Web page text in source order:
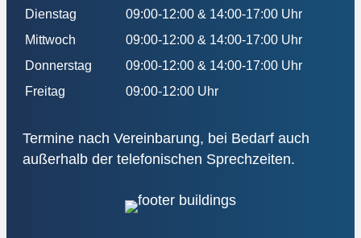
Dienstag
09:00-12:00 & 14:00-17:00 Uhr
Mittwoch
09:00-12:00 & 14:00-17:00 Uhr
Donnerstag
09:00-12:00 & 14:00-17:00 Uhr
Freitag
09:00-12:00 Uhr
Termine nach Vereinbarung, bei Bedarf auch
außerhalb der telefonischen Sprechzeiten.